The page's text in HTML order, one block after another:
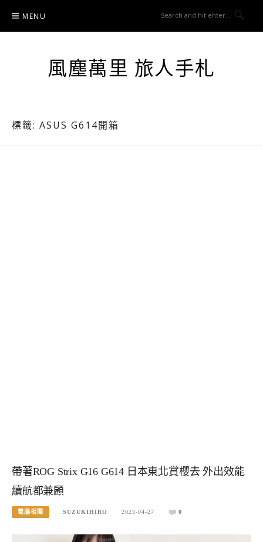
content
MENU
風塵萬里 旅人手札
標籤: ASUS G614開箱
帶著ROG Strix G16 G614 日本東北賞櫻去 外出效能
續航都兼顧
電腦相關 SUZUKIHIRO 2023-04-27 0